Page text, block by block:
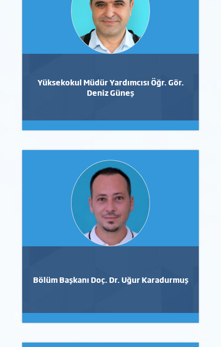
Yüksekokul Müdür Yardımcısı Öğr. Gör.
Deniz Güneş
Bölüm Başkanı Doç. Dr. Uğur Karadurmuş